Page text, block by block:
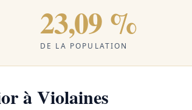
23,09 %
DE LA POPULATION
à Violaines